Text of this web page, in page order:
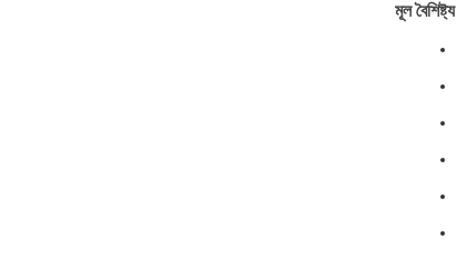
মূল বৈশিষ্ট্য